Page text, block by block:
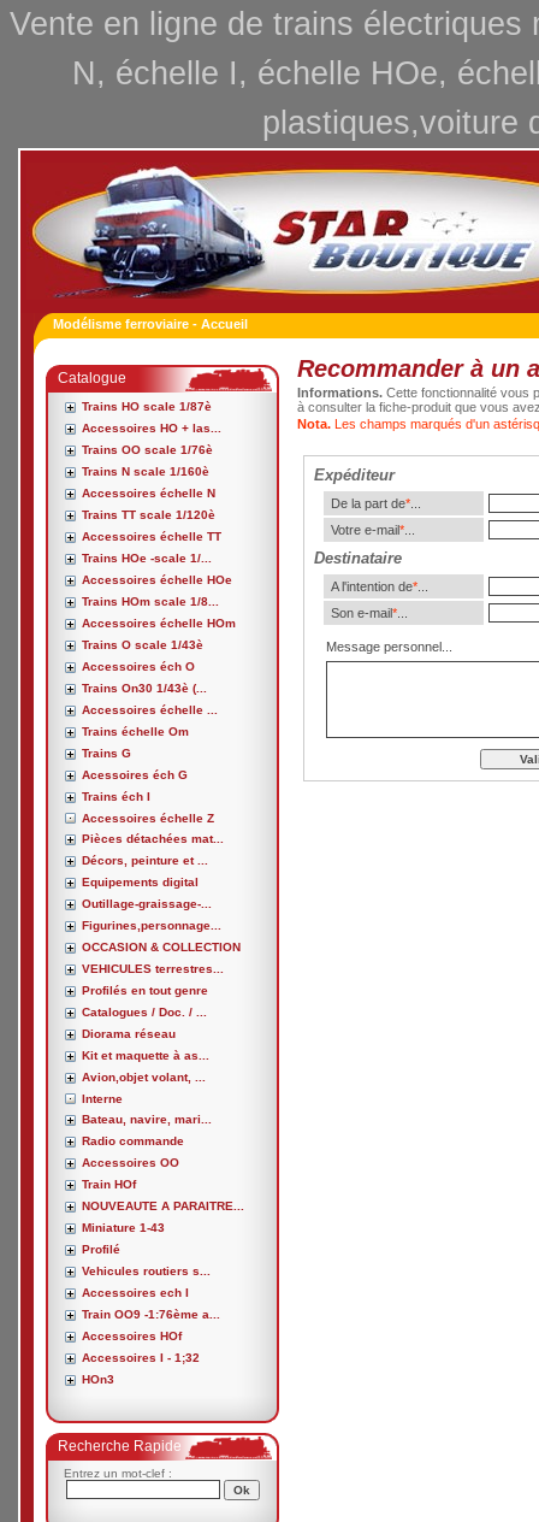
Vente en ligne de trains
N, échelle I, échelle HOe,
plastiques,voiture
Modélisme ferroviaire - Accueil
Catalogue
Trains HO scale 1/87è
Accessoires HO + las...
Trains OO scale 1/76è
Trains N scale 1/160è
Accessoires échelle N
Trains TT scale 1/120è
Accessoires échelle TT
Trains HOe -scale 1/...
Accessoires échelle HOe
Trains HOm scale 1/8...
Accessoires échelle HOm
Trains O scale 1/43è
Accessoires éch O
Trains On30 1/43è (...
Accessoires échelle ...
Trains échelle Om
Trains G
Acessoires éch G
Trains éch I
Accessoires échelle Z
Pièces détachées mat...
Décors, peinture et ...
Equipements digital
Outillage-graissage-...
Figurines,personnage...
OCCASION & COLLECTION
VEHICULES terrestres...
Profilés en tout genre
Catalogues / Doc. / ...
Diorama réseau
Kit et maquette à as...
Avion,objet volant, ...
Interne
Bateau, navire, mari...
Radio commande
Accessoires OO
Train HOf
NOUVEAUTE A PARAITRE...
Miniature 1-43
Profilé
Vehicules routiers s...
Accessoires ech I
Train OO9 -1:76ème a...
Accessoires HOf
Accessoires I - 1;32
HOn3
Recherche Rapide
Entrez un mot-clef :
Recommander à un
Informations. Cette fonctionnalité vous
à consulter la fiche-produit que vous
Nota. Les champs marqués d'un
Expéditeur
De la part de*...
Votre e-mail*...
Destinataire
A l'intention de*...
Son e-mail*...
Message personnel...